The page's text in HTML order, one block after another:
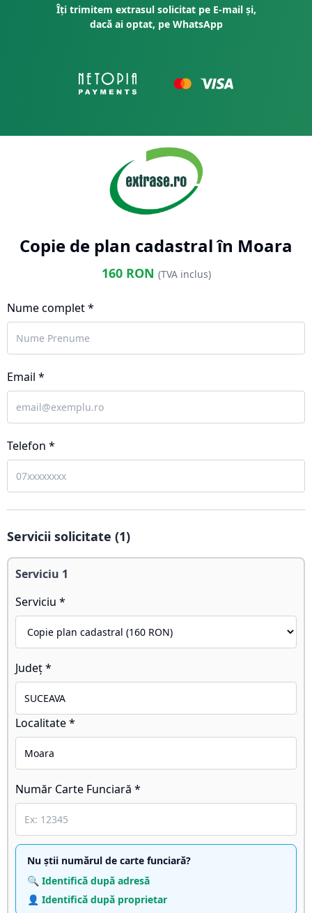
Îți trimitem extrasul solicitat pe E-mail și,
dacă ai optat, pe WhatsApp
Copie de plan cadastral în Moara
160RON (TVA inclus)
Nume complet *
Email *
Telefon *
Servicii solicitate (1)
Serviciu 1
Serviciu *
Județ *
Localitate *
Număr Carte Funciară *
Nu știi numărul de carte funciară?
🔍 Identifică după adresă
👤 Identifică după proprietar